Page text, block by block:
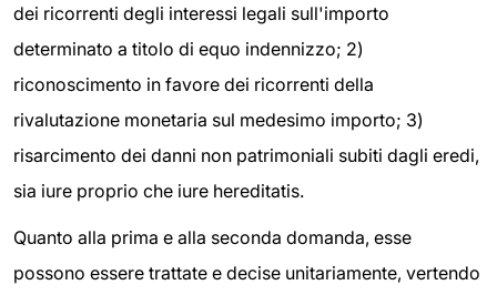
dei ricorrenti degli interessi legali sull'importo
determinato a titolo di equo indennizzo; 2)
riconoscimento in favore dei ricorrenti della
rivalutazione monetaria sul medesimo importo; 3)
risarcimento dei danni non patrimoniali subiti dagli eredi,
sia iure proprio che iure hereditatis.
Quanto alla prima e alla seconda domanda, esse
possono essere trattate e decise unitariamente, vertendo